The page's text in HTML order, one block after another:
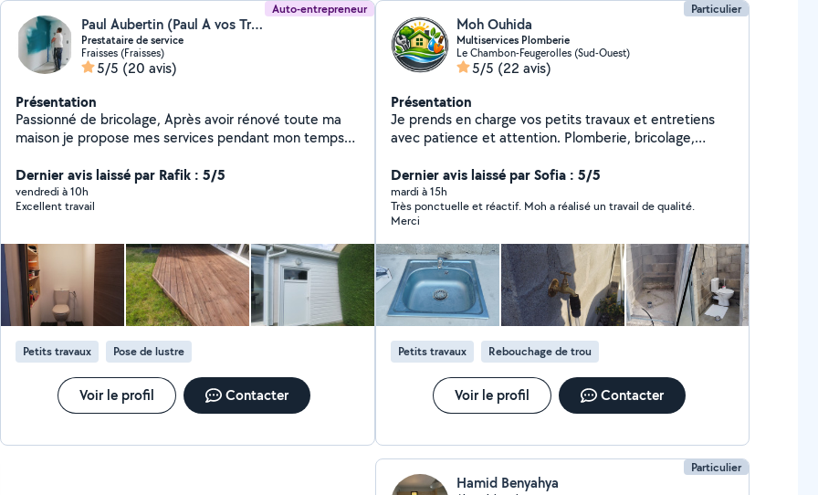
Auto-entrepreneur
Paul Aubertin (Paul A vos Travaux)
Prestataire de service
Fraisses (Fraisses)
5/5 (20 avis)
Présentation
Passionné de bricolage, Après avoir rénové toute ma
maison je propose mes services pendant mon temps
suis a l'écoute de toutes propositions de chantier. Je
travaille soigneusement et minutieusement.
Dernier avis laissé par Rafik : 5/5
vendredi à 10h
Excellent travail
Petits travaux Pose de lustre
Voir le profil Contacter
Particulier
Moh Ouhida
Multiservices Plomberie
Le Chambon-Feugerolles (Sud-Ouest)
5/5 (22 avis)
Présentation
Je prends en charge vos petits travaux et entretiens
avec patience et attention. Plomberie, bricolage,
proprement. N'hésitez pas si besoin
Dernier avis laissé par Sofia : 5/5
mardi à 15h
Très ponctuelle et réactif. Moh a réalisé un travail de qualité.
Merci
Petits travaux Rebouchage de trou
Voir le profil Contacter
Particulier
Hamid Benyahya